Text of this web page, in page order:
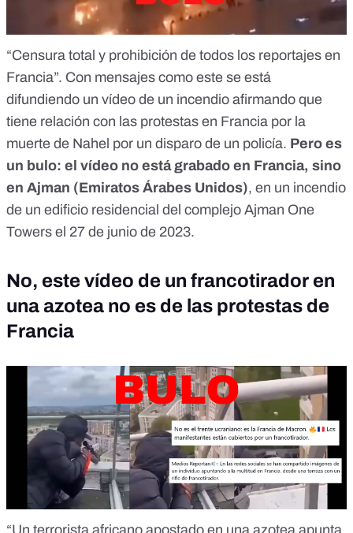
“Censura total y prohibición de todos los reportajes en
Francia”. Con mensajes como este se está
difundiendo un vídeo de un incendio afirmando que
tiene relación con las protestas en Francia por la
muerte de Nahel por un disparo de un policía. Pero es
un bulo: el vídeo no está grabado en Francia, sino
en Ajman (Emiratos Árabes Unidos), en un incendio
de un edificio residencial del complejo Ajman One
Towers el 27 de junio de 2023.
No, este vídeo de un francotirador en
una azotea no es de las protestas de
Francia